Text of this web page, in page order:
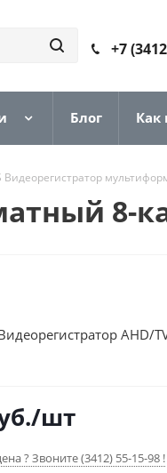
+7
Блог Как
Видеорегистратор
8-
AHD/
/шт
? Звоните (3412) 55-15-98 !